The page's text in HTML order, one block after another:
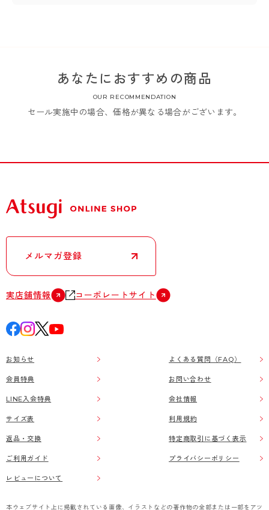
あなたにおすすめの商品
OUR RECOMMENDATION
セール実施中の場合、価格が異なる場合がございます。
メルマガ登録
実店舗情報 コーポレートサイト
お知らせ
会員特典
LINE入会特典
サイズ表
返品・交換
ご利用ガイド
レビューについて
よくある質問（FAQ）
お問い合わせ
会社情報
利用規約
特定商取引に基づく表示
プライバシーポリシー
本ウェブサイト上に掲載されている画像、イラストなどの著作物の全部または一部をアツ